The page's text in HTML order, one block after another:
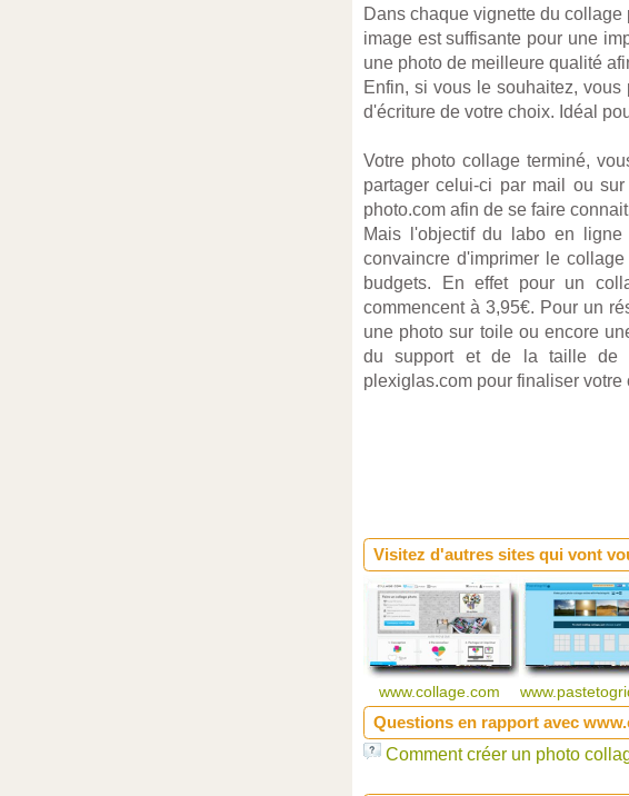
Dans chaque vignette du
image est suffisante pour une
une photo de meilleure qualité
Enfin, si vous le souhaitez,
d'écriture de votre choix. Idéal
Votre photo collage terminé,
partager celui-ci par mail ou
photo.com afin de se faire
Mais l'objectif du labo en ligne
convaincre d'imprimer le
budgets. En effet pour un
commencent à 3,95€. Pour un
une photo sur toile ou encore
du support et de la taille de
plexiglas.com pour finaliser votre
Visitez d'autres sites qui vont
www.collage.com
Questions en rapport avec
Comment créer un photo